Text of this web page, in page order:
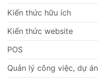
Kiến thức hữu ích
Kiến thức website
POS
Quản lý công việc, dự án